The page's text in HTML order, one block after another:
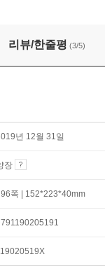
리뷰/한줄평 (3/5)
년 12월 31일
장
쪽 | 152*223*40mm